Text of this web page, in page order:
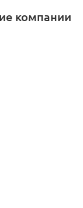
компании